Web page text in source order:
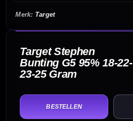
Target
Target Stephen
Bunting G5 95% 18-22-
23-25 Gram